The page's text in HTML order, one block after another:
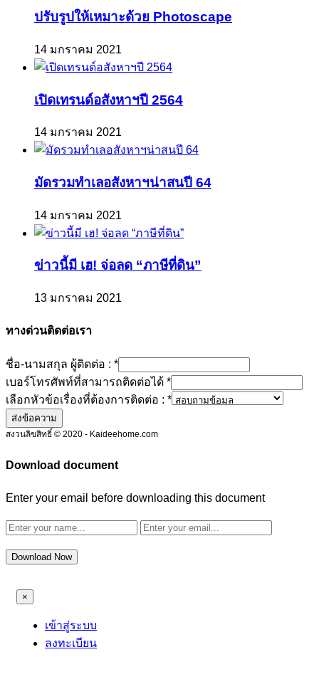
ปรับรูปให้เหมาะด้วย Photoscape
14 มกราคม 2021
เปิดเทรนด์อสังหาฯปี 2564
14 มกราคม 2021
มัดรวมทำเลอสังหาฯน่าสนปี 64
14 มกราคม 2021
ข่าวนี้มี เฮ! จ่อลด “ภาษีที่ดิน”
13 มกราคม 2021
ทางด่วนติดต่อเรา
ชื่อ-นามสกุล ผู้ติดต่อ : *
เบอร์โทรศัพท์ที่สามารถติดต่อได้ *
เลือกหัวข้อเรื่องที่ต้องการติดต่อ : *
ส่งข้อความ
สงวนลิขสิทธิ์ © 2020 - Kaideehome.com
Download document
Enter your email before downloading this document
Download Now
×
เข้าสู่ระบบ
ลงทะเบียน